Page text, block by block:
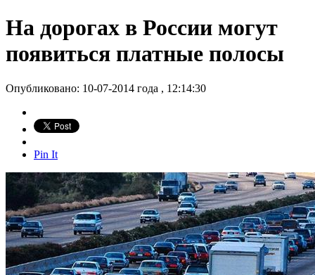
На дорогах в России могут
появиться платные полосы
Опубликовано: 10-07-2014 года , 12:14:30
Pin It